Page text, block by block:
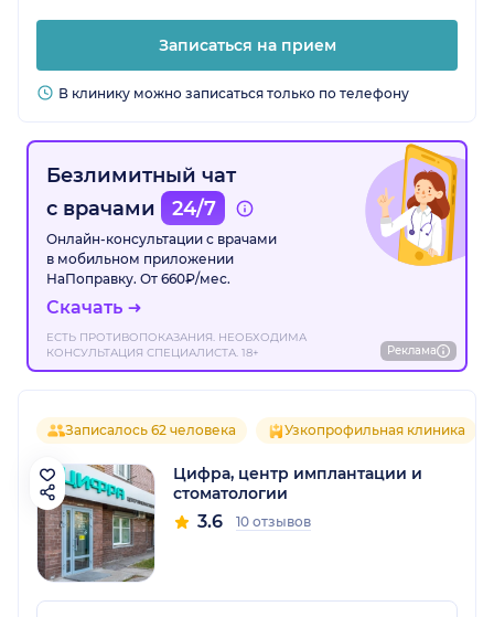
Записаться на прием
В клинику можно записаться только по телефону
Безлимитный чат
с врачами
24/7
Онлайн-консультации с врачами
в мобильном приложении
НаПоправку. От 660₽/мес.
Скачать
ЕСТЬ ПРОТИВОПОКАЗАНИЯ. НЕОБХОДИМА
КОНСУЛЬТАЦИЯ СПЕЦИАЛИСТА. 18+
Реклама
Записалось 62 человека Узкопрофильная клиника
Цифра, центр имплантации и
стоматологии
3.6 10 отзывов